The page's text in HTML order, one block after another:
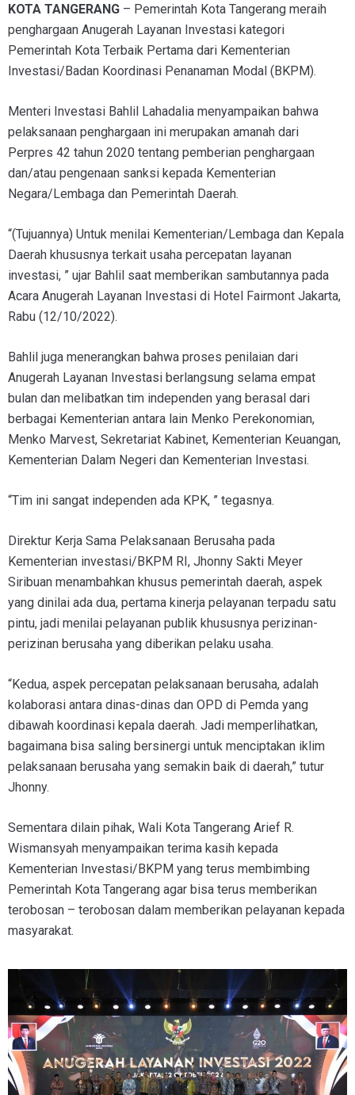
KOTA TANGERANG – Pemerintah Kota Tangerang meraih
penghargaan Anugerah Layanan Investasi kategori
Pemerintah Kota Terbaik Pertama dari Kementerian
Investasi/Badan Koordinasi Penanaman Modal (BKPM).
Menteri Investasi Bahlil Lahadalia menyampaikan bahwa
pelaksanaan penghargaan ini merupakan amanah dari
Perpres 42 tahun 2020 tentang pemberian penghargaan
dan/atau pengenaan sanksi kepada Kementerian
Negara/Lembaga dan Pemerintah Daerah.
“(Tujuannya) Untuk menilai Kementerian/Lembaga dan Kepala
Daerah khususnya terkait usaha percepatan layanan
investasi, ” ujar Bahlil saat memberikan sambutannya pada
Acara Anugerah Layanan Investasi di Hotel Fairmont Jakarta,
Rabu (12/10/2022).
Bahlil juga menerangkan bahwa proses penilaian dari
Anugerah Layanan Investasi berlangsung selama empat
bulan dan melibatkan tim independen yang berasal dari
berbagai Kementerian antara lain Menko Perekonomian,
Menko Marvest, Sekretariat Kabinet, Kementerian Keuangan,
Kementerian Dalam Negeri dan Kementerian Investasi.
“Tim ini sangat independen ada KPK, ” tegasnya.
Direktur Kerja Sama Pelaksanaan Berusaha pada
Kementerian investasi/BKPM RI, Jhonny Sakti Meyer
Siribuan menambahkan khusus pemerintah daerah, aspek
yang dinilai ada dua, pertama kinerja pelayanan terpadu satu
pintu, jadi menilai pelayanan publik khususnya perizinan-
perizinan berusaha yang diberikan pelaku usaha.
“Kedua, aspek percepatan pelaksanaan berusaha, adalah
kolaborasi antara dinas-dinas dan OPD di Pemda yang
dibawah koordinasi kepala daerah. Jadi memperlihatkan,
bagaimana bisa saling bersinergi untuk menciptakan iklim
pelaksanaan berusaha yang semakin baik di daerah,” tutur
Jhonny.
Sementara dilain pihak, Wali Kota Tangerang Arief R.
Wismansyah menyampaikan terima kasih kepada
Kementerian Investasi/BKPM yang terus membimbing
Pemerintah Kota Tangerang agar bisa terus memberikan
terobosan – terobosan dalam memberikan pelayanan kepada
masyarakat.